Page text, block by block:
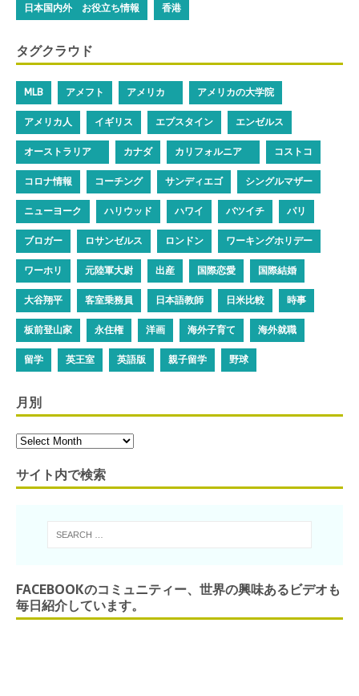
日本国内外 お役立ち情報 香港
タグクラウド
MLB アメフト アメリカ アメリカの大学院
アメリカ人 イギリス エプスタイン エンゼルス
オーストラリア カナダ カリフォルニア コストコ
コロナ情報 コーチング サンディエゴ シングルマザー
ニューヨーク ハリウッド ハワイ バツイチ パリ
ブロガー ロサンゼルス ロンドン ワーキングホリデー
ワーホリ 元陸軍大尉 出産 国際恋愛 国際結婚
大谷翔平 客室乗務員 日本語教師 日米比較 時事
板前登山家 永住権 洋画 海外子育て 海外就職
留学 英王室 英語版 親子留学 野球
月別
サイト内で検索
FACEBOOKのコミュニティー、世界の興味あるビデオも
毎日紹介しています。